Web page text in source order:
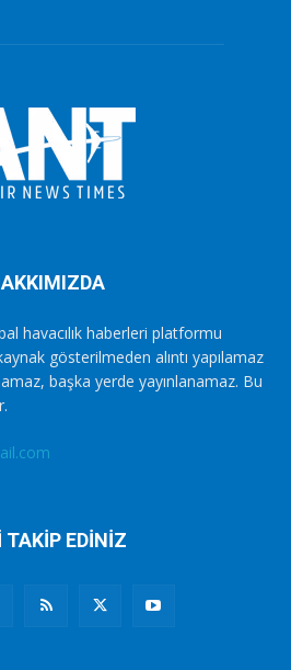
havacılık haberleri platformu
gösterilmeden alıntı yapılamaz
başka yerde yayınlanamaz. Bu
TAKİP EDİNİZ